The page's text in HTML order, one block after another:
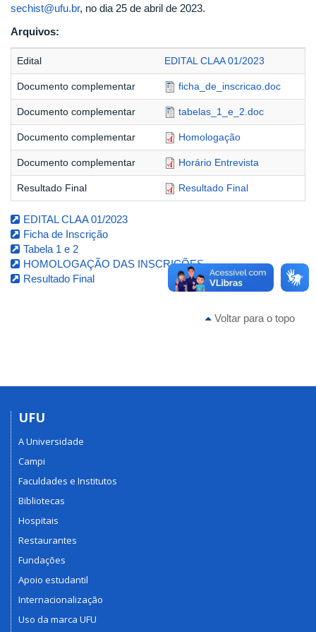
sechist@ufu.br, no dia 25 de abril de 2023.
Arquivos:
Edital EDITAL CLAA 01/2023
Documento complementar ficha_de_inscricao.doc
Documento complementar tabelas_1_e_2.doc
Documento complementar Homologação
Documento complementar Horário Entrevista
Resultado Final Resultado Final
EDITAL CLAA 01/2023
Ficha de Inscrição
Tabela 1 e 2
HOMOLOGAÇÃO DAS INSCRIÇÕES
Resultado Final
Voltar para o topo
UFU
A Universidade
Campi
Faculdades e Institutos
Bibliotecas
Hospitais
Restaurantes
Fundações
Apoio estudantil
Internacionalização
Uso da marca UFU